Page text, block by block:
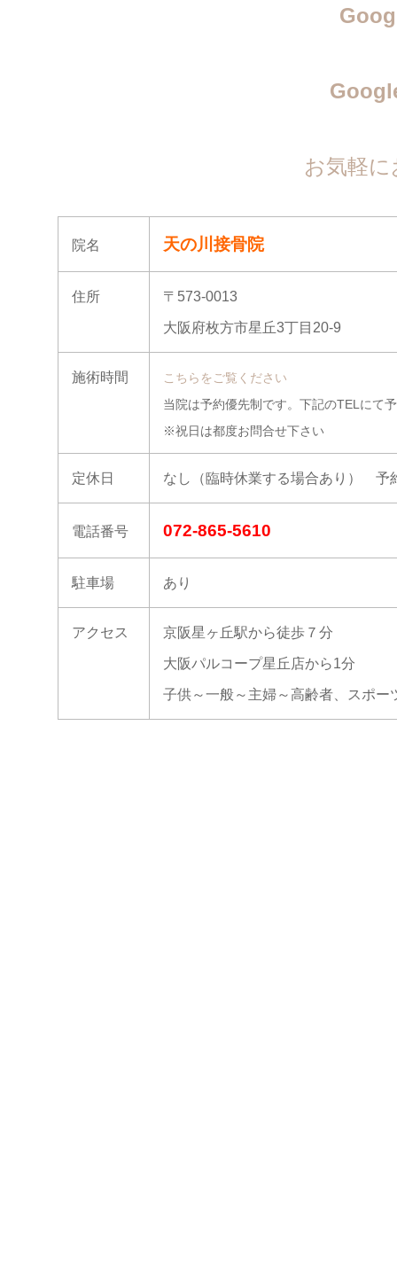
お気軽
院名 天の川接骨院
住所 〒573-0013
大阪府枚方市星丘3丁目20-9
施術時間
こちらをご覧ください
当院は予約優先制です。下記のTELにて
※祝日は都度お問合せ下さい
定休日 なし（臨時休業する場合あり） 予
電話番号 072-865-5610
駐車場 あり
アクセス 京阪星ヶ丘駅から徒歩７分
大阪パルコープ星丘店から1分
子供～一般～主婦～高齢者、スポー